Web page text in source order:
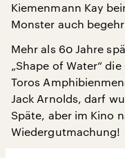
Kiemenmann Kay
Monster auch
Mehr als 60 Jahre
„Shape of Water“
Toros
Jack Arnolds, darf
Späte, aber im Kino
Wiedergutmachung!